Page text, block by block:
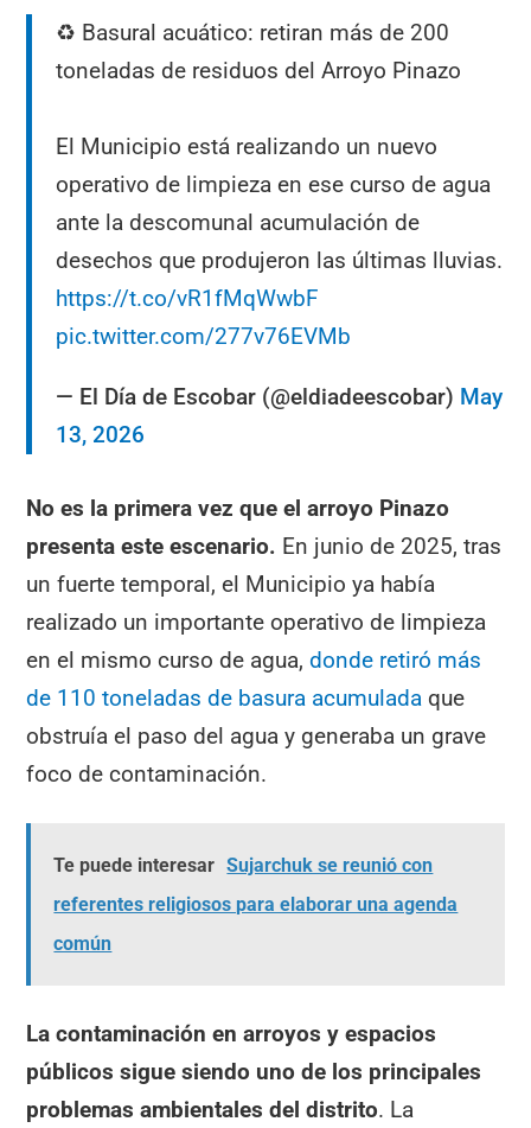
♻️ Basural acuático: retiran más de 200
toneladas de residuos del Arroyo Pinazo
El Municipio está realizando un nuevo
operativo de limpieza en ese curso de agua
ante la descomunal acumulación de
desechos que produjeron las últimas lluvias.
https://t.co/vR1fMqWwbF
pic.twitter.com/277v76EVMb
— El Día de Escobar (@eldiadeescobar) May
13, 2026
No es la primera vez que el arroyo Pinazo
presenta este escenario. En junio de 2025, tras
un fuerte temporal, el Municipio ya había
realizado un importante operativo de limpieza
en el mismo curso de agua,donde retiró más
de 110 toneladas de basura acumulada que
obstruía el paso del agua y generaba un grave
foco de contaminación.
Te puede interesar Sujarchuk se reunió con
referentes religiosos para elaborar una agenda
común
La contaminación en arroyos y espacios
públicos sigue siendo uno de los principales
problemas ambientales del distrito. La